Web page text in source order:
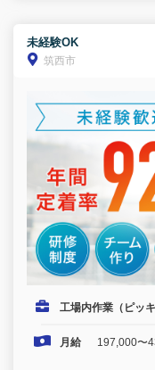
未経験OK
筑西市
工場内作業（ピッ
月給 197,000〜